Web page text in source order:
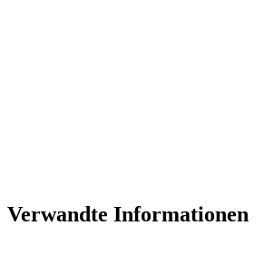
Verwandte Informationen